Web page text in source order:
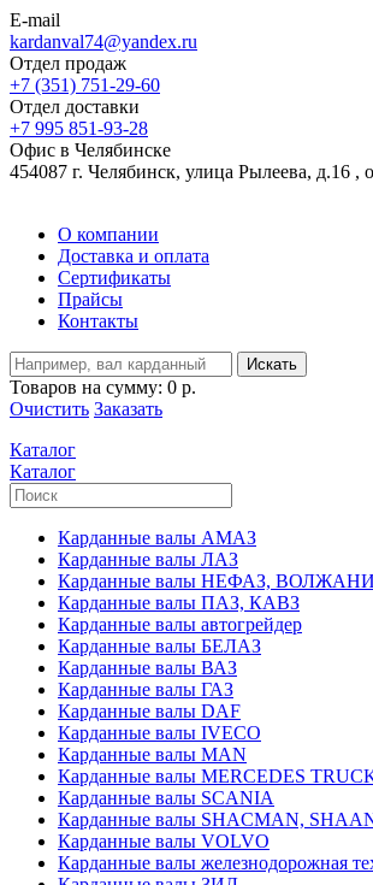
E-mail
kardanval74@yandex.ru
Отдел продаж
+7 (351) 751-29-60
Отдел доставки
+7 995 851-93-28
Офис в Челябинске
454087 г. Челябинск, улица Рылеева, д.16 ,
О компании
Доставка и оплата
Сертификаты
Прайсы
Контакты
Искать
Товаров на сумму: 0 р.
Очистить Заказать
Каталог
Каталог
Карданные валы АМАЗ
Карданные валы ЛАЗ
Карданные валы НЕФАЗ,
Карданные валы ПАЗ, КАВЗ
Карданные валы автогрейдер
Карданные валы БЕЛАЗ
Карданные валы ВАЗ
Карданные валы ГАЗ
Карданные валы DAF
Карданные валы IVECO
Карданные валы MAN
Карданные валы MERCEDES
Карданные валы SCANIA
Карданные валы SHACMAN,
Карданные валы VOLVO
Карданные валы железнодорожная